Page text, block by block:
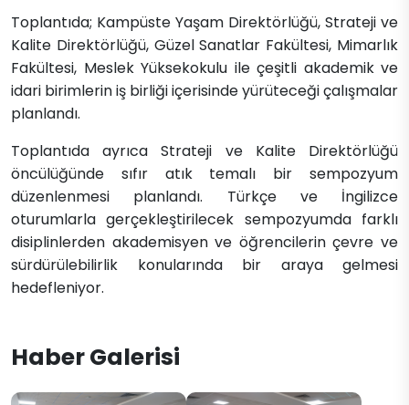
Toplantıda; Kampüste Yaşam Direktörlüğü, Strateji ve
Kalite Direktörlüğü, Güzel Sanatlar Fakültesi, Mimarlık
Fakültesi, Meslek Yüksekokulu ile çeşitli akademik ve
idari birimlerin iş birliği içerisinde yürüteceği çalışmalar
planlandı.
Toplantıda ayrıca Strateji ve Kalite Direktörlüğü
öncülüğünde sıfır atık temalı bir sempozyum
düzenlenmesi planlandı. Türkçe ve İngilizce
oturumlarla gerçekleştirilecek sempozyumda farklı
disiplinlerden akademisyen ve öğrencilerin çevre ve
sürdürülebilirlik konularında bir araya gelmesi
hedefleniyor.
Haber Galerisi